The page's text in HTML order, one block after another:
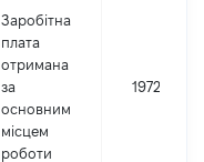
Заробітна
плата
отримана
за
основним
місцем
роботи
197239